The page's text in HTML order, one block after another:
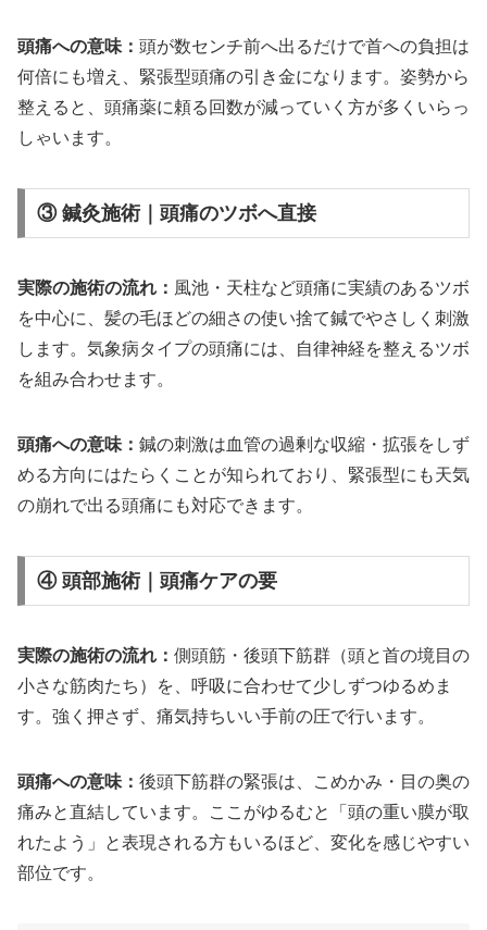
頭痛への意味： 頭が数センチ前へ出るだけで首への負担は
何倍にも増え、緊張型頭痛の引き金になります。姿勢から
整えると、頭痛薬に頼る回数が減っていく方が多くいらっ
しゃいます。
③ 鍼灸施術｜頭痛のツボへ直接
実際の施術の流れ： 風池・天柱など頭痛に実績のあるツボ
を中心に、髪の毛ほどの細さの使い捨て鍼でやさしく刺激
します。気象病タイプの頭痛には、自律神経を整えるツボ
を組み合わせます。
頭痛への意味： 鍼の刺激は血管の過剰な収縮・拡張をしず
める方向にはたらくことが知られており、緊張型にも天気
の崩れで出る頭痛にも対応できます。
④ 頭部施術｜頭痛ケアの要
実際の施術の流れ： 側頭筋・後頭下筋群（頭と首の境目の
小さな筋肉たち）を、呼吸に合わせて少しずつゆるめま
す。強く押さず、痛気持ちいい手前の圧で行います。
頭痛への意味： 後頭下筋群の緊張は、こめかみ・目の奥の
痛みと直結しています。ここがゆるむと「頭の重い膜が取
れたよう」と表現される方もいるほど、変化を感じやすい
部位です。